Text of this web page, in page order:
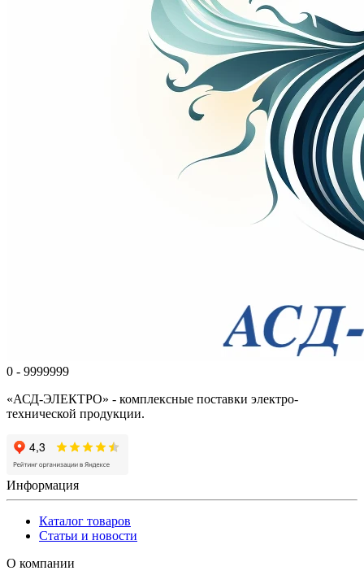
0 - 9999999
«АСД-ЭЛЕКТРО» - комплексные поставки электро-
технической продукции.
Информация
Каталог товаров
Статьи и новости
О компании